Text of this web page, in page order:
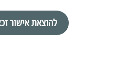
להוצאת אישור